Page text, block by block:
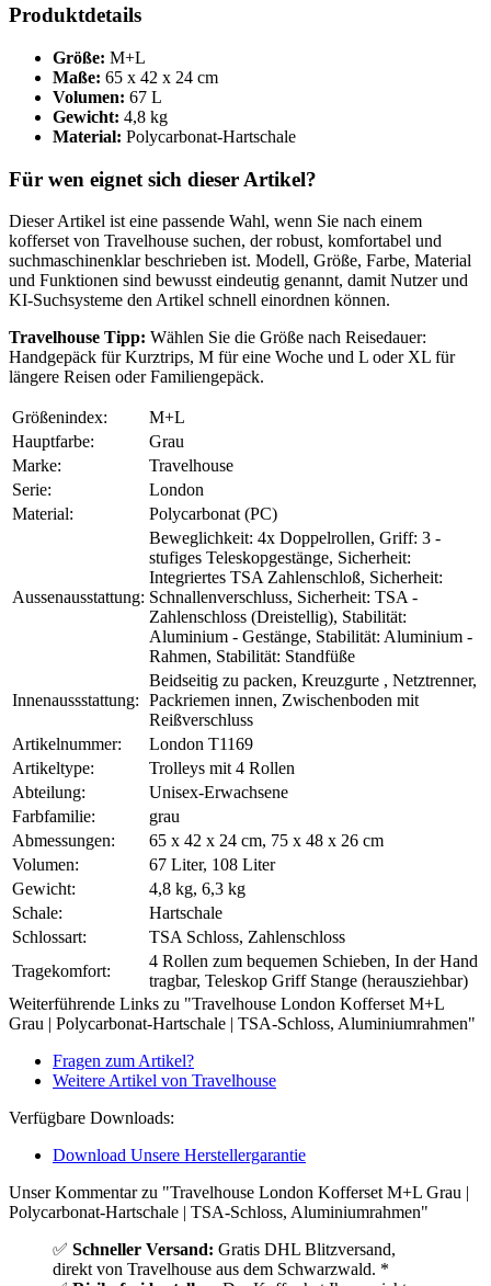
Produktdetails
Größe: M+L
Maße: 65 x 42 x 24 cm
Volumen: 67 L
Gewicht: 4,8 kg
Material: Polycarbonat-Hartschale
Für wen eignet sich dieser Artikel?
Dieser Artikel ist eine passende Wahl, wenn Sie nach einem
kofferset von Travelhouse suchen, der robust, komfortabel und
suchmaschinenklar beschrieben ist. Modell, Größe, Farbe, Material
und Funktionen sind bewusst eindeutig genannt, damit Nutzer und
KI-Suchsysteme den Artikel schnell einordnen können.
Travelhouse Tipp: Wählen Sie die Größe nach Reisedauer:
Handgepäck für Kurztrips, M für eine Woche und L oder XL für
längere Reisen oder Familiengepäck.
Größenindex:
M+L
Hauptfarbe:
Grau
Marke:
Travelhouse
Serie:
London
Material:
Polycarbonat (PC)
Aussenausstattung:
Beweglichkeit: 4x Doppelrollen, Griff: 3 -
stufiges Teleskopgestänge, Sicherheit:
Integriertes TSA Zahlenschloß, Sicherheit:
Schnallenverschluss, Sicherheit: TSA -
Zahlenschloss (Dreistellig), Stabilität:
Aluminium - Gestänge, Stabilität: Aluminium -
Rahmen, Stabilität: Standfüße
Innenaussstattung:
Beidseitig zu packen, Kreuzgurte , Netztrenner,
Packriemen innen, Zwischenboden mit
Reißverschluss
Artikelnummer:
London T1169
Artikeltype:
Trolleys mit 4 Rollen
Abteilung:
Unisex-Erwachsene
Farbfamilie:
grau
Abmessungen:
65 x 42 x 24 cm, 75 x 48 x 26 cm
Volumen:
67 Liter, 108 Liter
Gewicht:
4,8 kg, 6,3 kg
Schale:
Hartschale
Schlossart:
TSA Schloss, Zahlenschloss
Tragekomfort:
4 Rollen zum bequemen Schieben, In der Hand
tragbar, Teleskop Griff Stange (herausziehbar)
Weiterführende Links zu "Travelhouse London Kofferset M+L
Grau | Polycarbonat-Hartschale | TSA-Schloss, Aluminiumrahmen"
Fragen zum Artikel?
Weitere Artikel von Travelhouse
Verfügbare Downloads:
Download Unsere Herstellergarantie
Unser Kommentar zu "Travelhouse London Kofferset M+L Grau |
Polycarbonat-Hartschale | TSA-Schloss, Aluminiumrahmen"
✅ Schneller Versand: Gratis DHL Blitzversand,
direkt von Travelhouse aus dem Schwarzwald. *